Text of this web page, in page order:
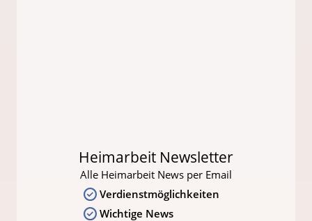
Heimarbeit Newsletter
Alle Heimarbeit News per Email
Verdienstmöglichkeiten
Wichtige News